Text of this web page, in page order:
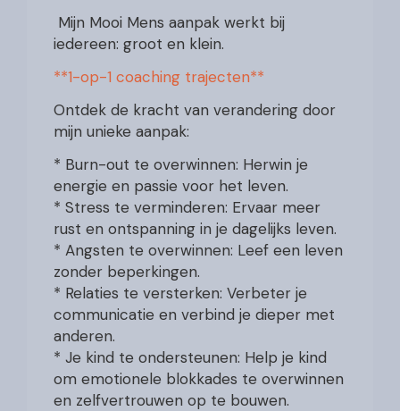
Mijn Mooi Mens aanpak werkt bij
iedereen: groot en klein.
**1-op-1 coaching trajecten**
Ontdek de kracht van verandering door
mijn unieke aanpak:
* Burn-out te overwinnen: Herwin je
energie en passie voor het leven.
* Stress te verminderen: Ervaar meer
rust en ontspanning in je dagelijks leven.
* Angsten te overwinnen: Leef een leven
zonder beperkingen.
* Relaties te versterken: Verbeter je
communicatie en verbind je dieper met
anderen.
* Je kind te ondersteunen: Help je kind
om emotionele blokkades te overwinnen
en zelfvertrouwen op te bouwen.